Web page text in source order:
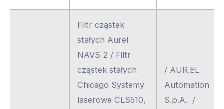
Filtr cząstek
stałych Aurel
NAVS 2 / Filtr
cząstek stałych
Chicago Systemy
laserowe CLS510,
/ AUR.EL
Automation
S.p.A. /